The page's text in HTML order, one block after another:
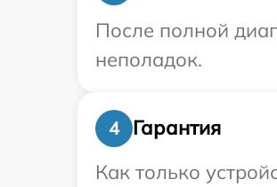
После полной
неполадок.
4
Гарантия
Как только